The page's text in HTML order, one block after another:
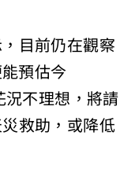
目前仍在觀察
預估今
不理想，將請
救助，或降低